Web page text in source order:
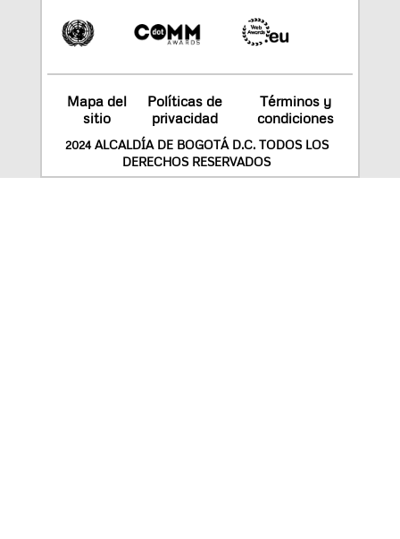
Mapa del
sitio
Políticas de
privacidad
Términos y
condiciones
2024 ALCALDÍA DE BOGOTÁ D.C. TODOS LOS
DERECHOS RESERVADOS